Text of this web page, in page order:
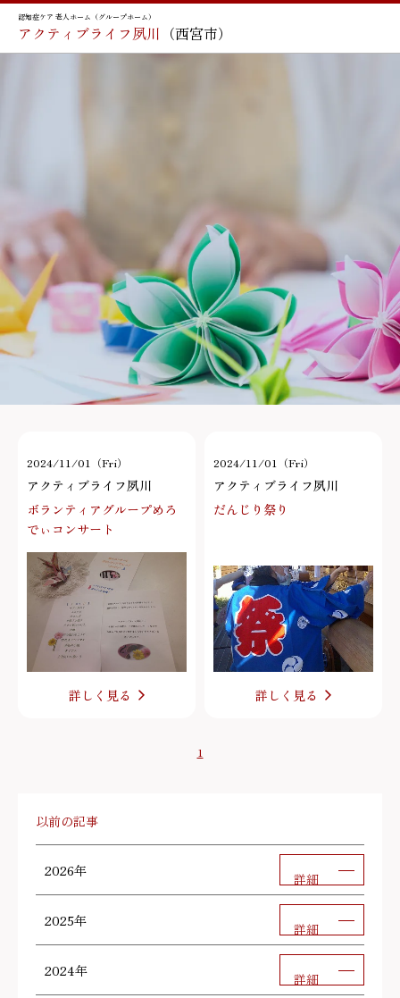
認知症ケア 老人ホーム（グループホーム）
アクティブライフ夙川 （西宮市）
2024/11/01（Fri）
アクティブライフ夙川
ボランティアグループめろ
でぃコンサート
詳しく見る
2024/11/01（Fri）
アクティブライフ夙川
だんじり祭り
詳しく見る
1
以前の記事
2026年 詳細
2025年 詳細
2024年 詳細